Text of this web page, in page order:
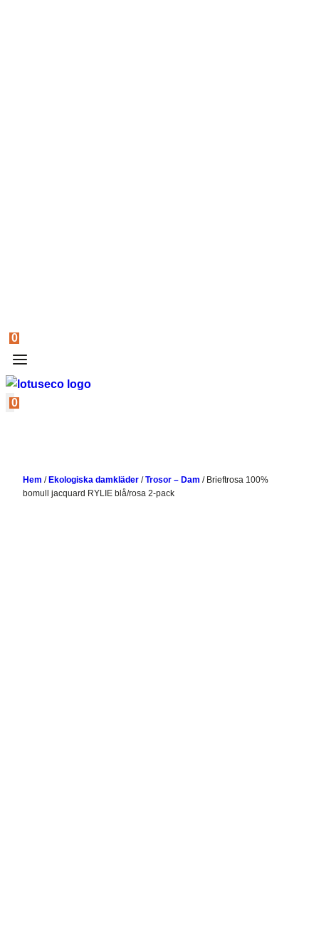
0
0
Hem / Ekologiska damkläder /Trosor – Dam / Brieftrosa 100%
bomull jacquard RYLIE blå/rosa 2-pack